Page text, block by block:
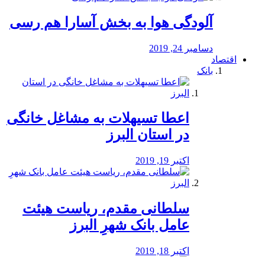
آلودگی هوا به بخش آسارا هم رسی
دسامبر 24, 2019
اقتصاد
بانک
️اعطا تسیهلات به مشاغل خانگی
در استان البرز
اکتبر 19, 2019
سلطانی مقدم، ریاست هیئت
عامل بانک شهرِ البرز
اکتبر 18, 2019